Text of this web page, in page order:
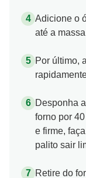
Adicione o
até a
Por último,
Desponha
forno por
e firme,
palito sair
Retire do